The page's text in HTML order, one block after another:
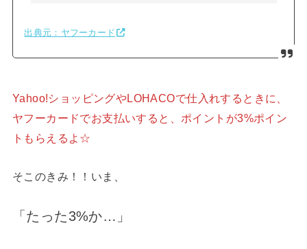
出典元：ヤフーカード
Yahoo!ショッピングやLOHACOで仕入れするときに、
ヤフーカードでお支払いすると、ポイントが3%ポイン
トもらえるよ☆
そこのきみ！！いま、
「たった3%か…」